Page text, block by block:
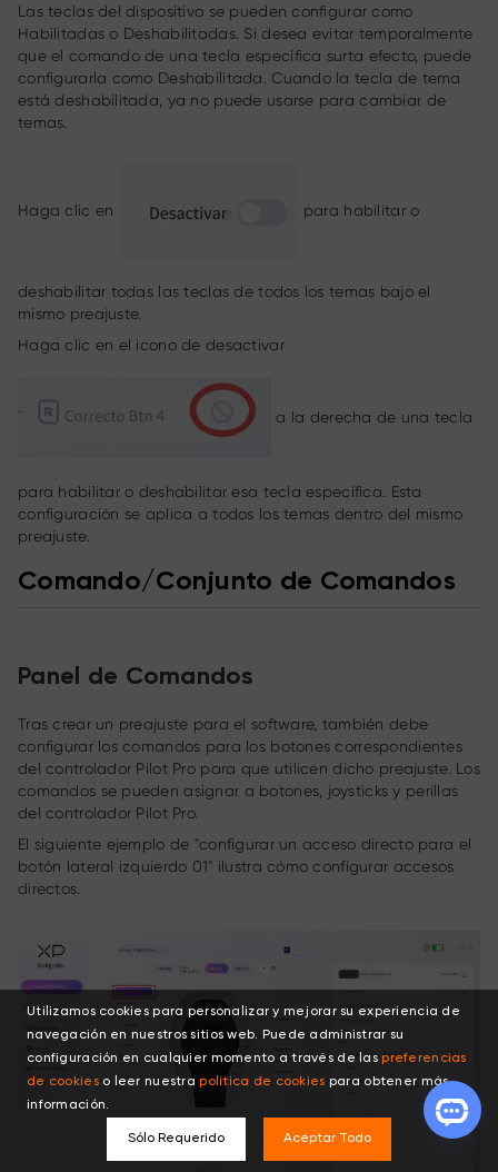
Las teclas del dispositivo se pueden configurar como
Habilitadas o Deshabilitadas. Si desea evitar temporalmente
que el comando de una tecla específica surta efecto, puede
configurarla como Deshabilitada. Cuando la tecla de tema
está deshabilitada, ya no puede usarse para cambiar de
temas.
Haga clic en para habilitar o
deshabilitar todas las teclas de todos los temas bajo el
mismo preajuste.
Haga clic en el icono de desactivar
a la derecha de una tecla
para habilitar o deshabilitar esa tecla específica. Esta
configuración se aplica a todos los temas dentro del mismo
preajuste.
Comando/Conjunto de Comandos
Panel de Comandos
Tras crear un preajuste para el software, también debe
configurar los comandos para los botones correspondientes
del controlador Pilot Pro para que utilicen dicho preajuste. Los
comandos se pueden asignar a botones, joysticks y perillas
del controlador Pilot Pro.
El siguiente ejemplo de "configurar un acceso directo para el
botón lateral izquierdo 01" ilustra cómo configurar accesos
directos.
Utilizamos cookies para personalizar y mejorar su experiencia de
navegación en nuestros sitios web. Puede administrar su
configuración en cualquier momento a través de laspreferencias
de cookieso leer nuestrapolítica de cookies para obtener más
información.
Sólo Requerido Aceptar Todo